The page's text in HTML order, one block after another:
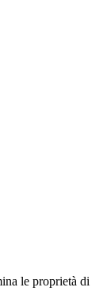
le proprietà di